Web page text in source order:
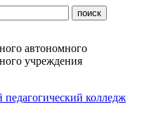
автономного
учреждения
колледж